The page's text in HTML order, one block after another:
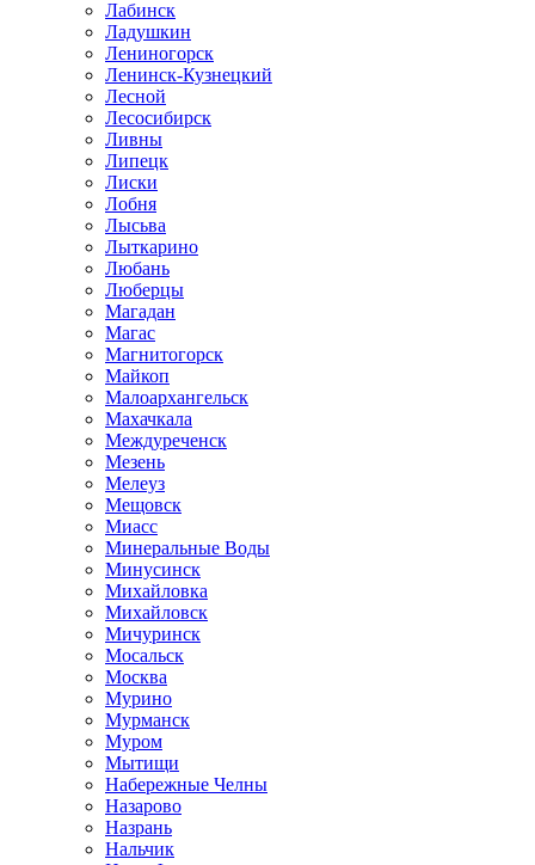
Лабинск
Ладушкин
Лениногорск
Ленинск-Кузнецкий
Лесной
Лесосибирск
Ливны
Липецк
Лиски
Лобня
Лысьва
Лыткарино
Любань
Люберцы
Магадан
Магас
Магнитогорск
Майкоп
Малоархангельск
Махачкала
Междуреченск
Мезень
Мелеуз
Мещовск
Миасс
Минеральные Воды
Минусинск
Михайловка
Михайловск
Мичуринск
Мосальск
Москва
Мурино
Мурманск
Муром
Мытищи
Набережные Челны
Назарово
Назрань
Нальчик